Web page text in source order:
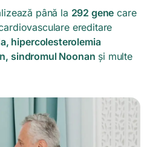
până la 292 gene care
ereditare
hipercolesterolemia
sindromul Noonan și multe